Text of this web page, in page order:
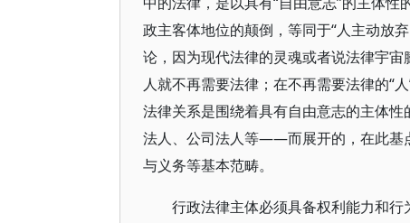
政主客体地位的颠倒，等同于“人主动放
论，因为现代法律的灵魂或者说法律宇宙
人就不再需要法律；在不再需要法律的“
法律关系是围绕着具有自由意志的主体
法人、公司法人等——而展开的，在此基
与义务等基本范畴。
行政法律主体必须具备权利能力和行